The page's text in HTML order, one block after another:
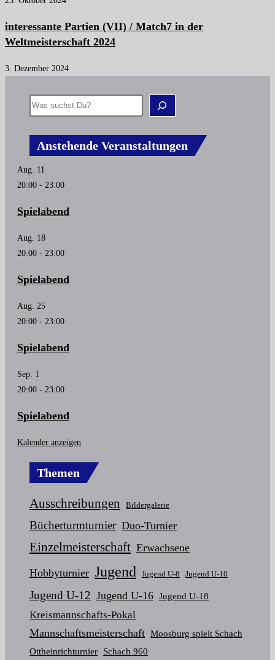
interessante Partien (VII) / Match7 in der
Weltmeisterschaft 2024
3. Dezember 2024
Anstehende Veranstaltungen
Aug. 11
20:00 - 23:00
Spielabend
Aug. 18
20:00 - 23:00
Spielabend
Aug. 25
20:00 - 23:00
Spielabend
Sep. 1
20:00 - 23:00
Spielabend
Kalender anzeigen
Themen
Ausschreibungen Bildergalerie
Bücherturmturnier Duo-Turnier
Einzelmeisterschaft Erwachsene
Hobbyturnier Jugend Jugend U-8 Jugend U-10
Jugend U-12 Jugend U-16 Jugend U-18
Kreismannschafts-Pokal
Mannschaftsmeisterschaft Moosburg spielt Schach
Ottheinrichturnier Schach 960